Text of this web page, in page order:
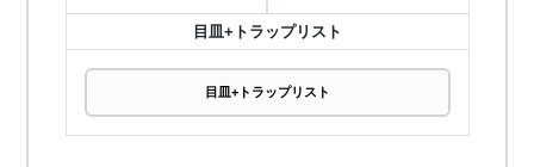
目皿+トラップリスト
目皿+トラップリスト